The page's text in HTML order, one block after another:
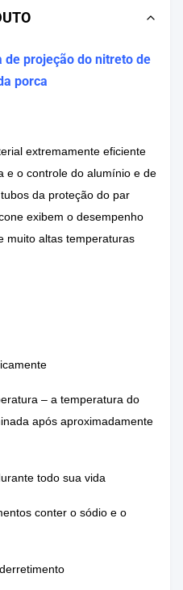
de projeção do nitreto de
porca
extremamente eficiente
e o controle do alumínio e de
da proteção do par
exibem o desempenho
muito altas temperaturas
– a temperatura do
após aproximadamente
todo sua vida
conter o sódio e o